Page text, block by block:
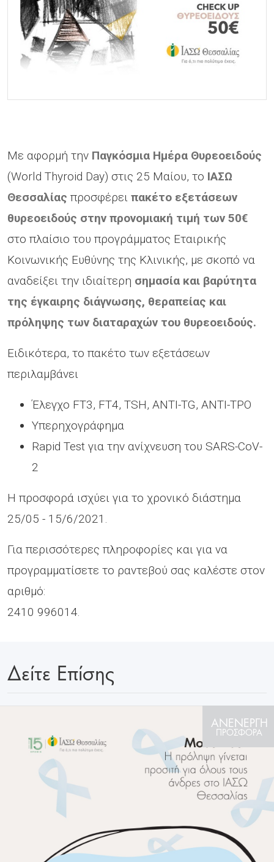
Με αφορμή την Παγκόσμια Ημέρα Θυρεοειδούς
(World Thyroid Day) στις 25 Μαίου, το ΙΑΣΩ
Θεσσαλίας προσφέρει πακέτο εξετάσεων
θυρεοειδούς στην προνομιακή τιμή των 50€
στο πλαίσιο του προγράμματος Εταιρικής
Κοινωνικής Ευθύνης της Κλινικής, με σκοπό να
αναδείξει την ιδιαίτερη σημασία και βαρύτητα
της έγκαιρης διάγνωσης, θεραπείας και
πρόληψης των διαταραχών του θυρεοειδούς.
Ειδικότερα, το πακέτο των εξετάσεων
περιλαμβάνει
Έλεγχο FT3, FT4, TSH, ANTI-TG, ANTI-TPO
Υπερηχογράφημα
Rapid Test για την ανίχνευση του SARS-CoV-
2
Η προσφορά ισχύει για το χρονικό διάστημα
25/05 - 15/6/2021.
Για περισσότερες πληροφορίες και για να
προγραμματίσετε το ραντεβού σας καλέστε στον
αριθμό:
2410 996014.
Δείτε Επίσης
ΑΝΕΝΕΡΓΗ
ΠΡΟΣΦΟΡΑ